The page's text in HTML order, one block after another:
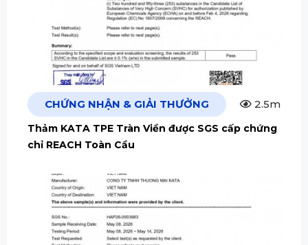
CHỨNG NHẬN & GIẢI THƯỞNG 2.5m
Thảm KATA TPE Tràn Viền được SGS cấp chứng
chỉ REACH Toàn Cầu